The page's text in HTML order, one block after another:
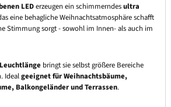
LEDerzeugen ein schimmerndesultra
eine behagliche Weihnachtsatmosphäre schafft
Stimmung sorgt - sowohl im Innen- als auch im
bringt sie selbst größere Bereiche
Idealgeeignet für Weihnachtsbäume,
Balkongeländer und Terrassen.